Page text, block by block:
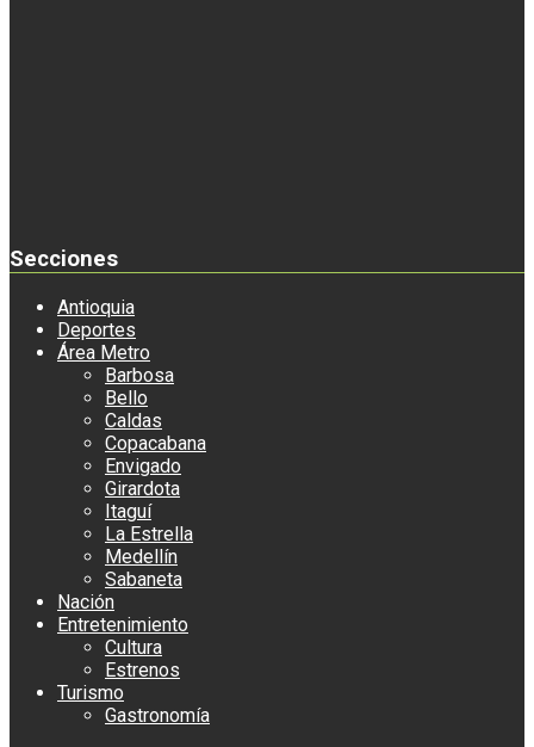
Secciones
Antioquia
Deportes
Área Metro
Barbosa
Bello
Caldas
Copacabana
Envigado
Girardota
Itaguí
La Estrella
Medellín
Sabaneta
Nación
Entretenimiento
Cultura
Estrenos
Turismo
Gastronomía